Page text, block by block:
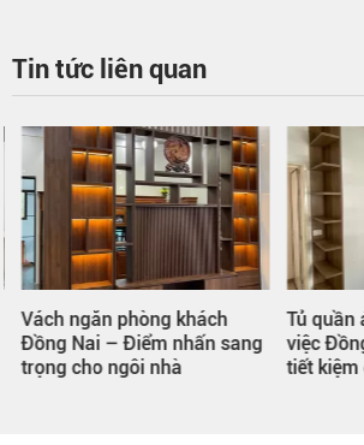
Tin tức liên quan
Vách ngăn phòng khách
Đồng Nai – Điểm nhấn sang
trọng cho ngôi nhà
Tủ quần
việc
tiết kiệm